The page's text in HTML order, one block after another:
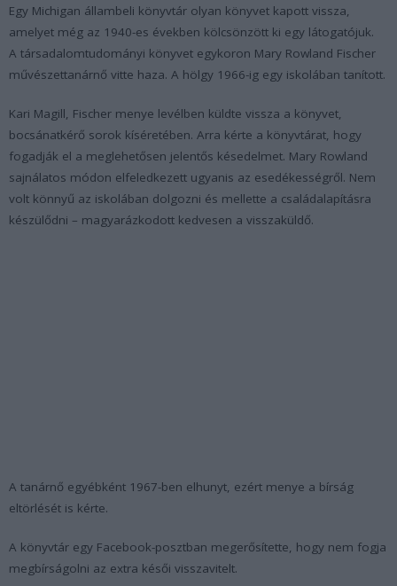
Egy Michigan állambeli könyvtár olyan könyvet kapott vissza,
amelyet még az 1940-es években kölcsönzött ki egy látogatójuk.
A társadalomtudományi könyvet egykoron Mary Rowland Fischer
művészettanárnő vitte haza. A hölgy 1966-ig egy iskolában tanított.
Kari Magill, Fischer menye levélben küldte vissza a könyvet,
bocsánatkérő sorok kíséretében. Arra kérte a könyvtárat, hogy
fogadják el a meglehetősen jelentős késedelmet. Mary Rowland
sajnálatos módon elfeledkezett ugyanis az esedékességről. Nem
volt könnyű az iskolában dolgozni és mellette a családalapításra
készülődni – magyarázkodott kedvesen a visszaküldő.
A tanárnő egyébként 1967-ben elhunyt, ezért menye a bírság
eltörlését is kérte.
A könyvtár egy Facebook-posztban megerősítette, hogy nem fogja
megbírságolni az extra késői visszavitelt.